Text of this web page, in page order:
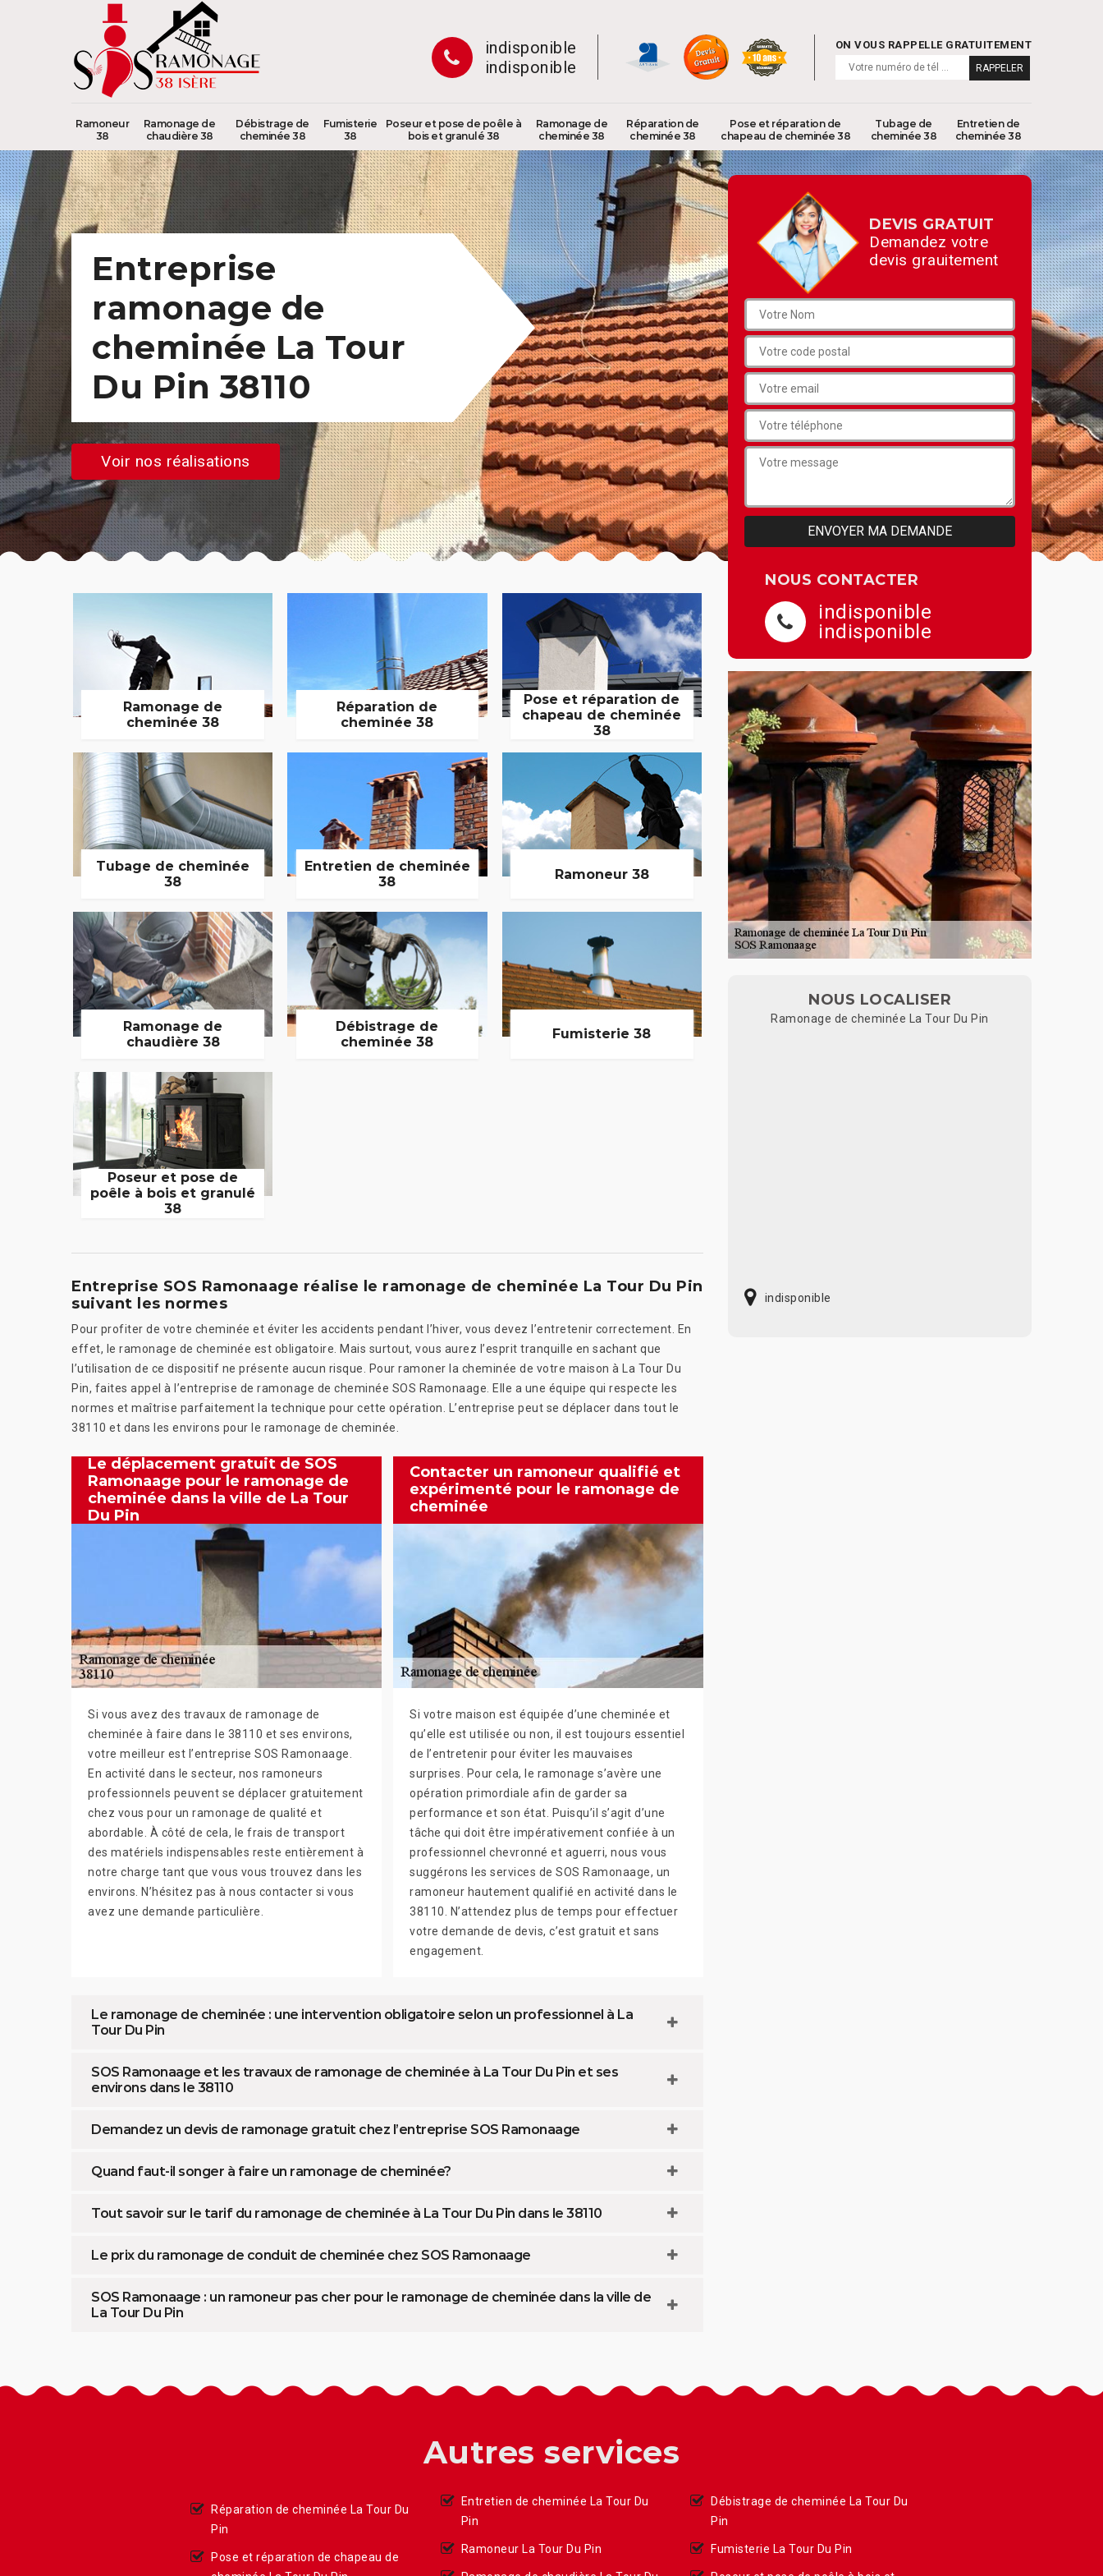
indisponible
indisponible
ON VOUS RAPPELLE GRATUITEMENT
Ramoneur
38
Ramonage de
chaudière 38
Débistrage de
cheminée 38
Fumisterie
38
Poseur et pose de poêle à
bois et granulé 38
Ramonage de
cheminée 38
Réparation de
cheminée 38
Pose et réparation de
chapeau de cheminée 38
Tubage de
cheminée 38
Entretien de
cheminée 38
Entreprise
ramonage de
cheminée La Tour
Du Pin 38110
Voir nos réalisations
Ramonage de
cheminée 38
Réparation de
cheminée 38
Pose et réparation de
chapeau de cheminée
38
Tubage de cheminée
38
Entretien de cheminée
38
Ramoneur 38
Ramonage de
chaudière 38
Débistrage de
cheminée 38
Fumisterie 38
Poseur et pose de
poêle à bois et granulé
38
Entreprise SOS Ramonaage réalise le ramonage de cheminée La Tour Du Pin
suivant les normes
Pour profiter de votre cheminée et éviter les accidents pendant l’hiver, vous devez l’entretenir correctement. En
effet, le ramonage de cheminée est obligatoire. Mais surtout, vous aurez l’esprit tranquille en sachant que
l’utilisation de ce dispositif ne présente aucun risque. Pour ramoner la cheminée de votre maison à La Tour Du
Pin, faites appel à l’entreprise de ramonage de cheminée SOS Ramonaage. Elle a une équipe qui respecte les
normes et maîtrise parfaitement la technique pour cette opération. L’entreprise peut se déplacer dans tout le
38110 et dans les environs pour le ramonage de cheminée.
Le déplacement gratuit de SOS
Ramonaage pour le ramonage de
cheminée dans la ville de La Tour
Du Pin
Si vous avez des travaux de ramonage de
cheminée à faire dans le 38110 et ses environs,
votre meilleur est l’entreprise SOS Ramonaage.
En activité dans le secteur, nos ramoneurs
professionnels peuvent se déplacer gratuitement
chez vous pour un ramonage de qualité et
abordable. À côté de cela, le frais de transport
des matériels indispensables reste entièrement à
notre charge tant que vous vous trouvez dans les
environs. N’hésitez pas à nous contacter si vous
avez une demande particulière.
Contacter un ramoneur qualifié et
expérimenté pour le ramonage de
cheminée
Si votre maison est équipée d’une cheminée et
qu’elle est utilisée ou non, il est toujours essentiel
de l’entretenir pour éviter les mauvaises
surprises. Pour cela, le ramonage s’avère une
opération primordiale afin de garder sa
performance et son état. Puisqu’il s’agit d’une
tâche qui doit être impérativement confiée à un
professionnel chevronné et aguerri, nous vous
suggérons les services de SOS Ramonaage, un
ramoneur hautement qualifié en activité dans le
38110. N’attendez plus de temps pour effectuer
votre demande de devis, c’est gratuit et sans
engagement.
Le ramonage de cheminée : une intervention obligatoire selon un professionnel à La
Tour Du Pin
SOS Ramonaage et les travaux de ramonage de cheminée à La Tour Du Pin et ses
environs dans le 38110
Demandez un devis de ramonage gratuit chez l’entreprise SOS Ramonaage
Quand faut-il songer à faire un ramonage de cheminée?
Tout savoir sur le tarif du ramonage de cheminée à La Tour Du Pin dans le 38110
Le prix du ramonage de conduit de cheminée chez SOS Ramonaage
SOS Ramonaage : un ramoneur pas cher pour le ramonage de cheminée dans la ville de
La Tour Du Pin
DEVIS GRATUIT
Demandez votre
devis grauitement
NOUS CONTACTER
indisponible
indisponible
NOUS LOCALISER
Ramonage de cheminée La Tour Du Pin
indisponible
Autres services
Réparation de cheminée La Tour Du
Pin
Pose et réparation de chapeau de
Entretien de cheminée La Tour Du
Pin
Ramoneur La Tour Du Pin
Débistrage de cheminée La Tour Du
Pin
Fumisterie La Tour Du Pin